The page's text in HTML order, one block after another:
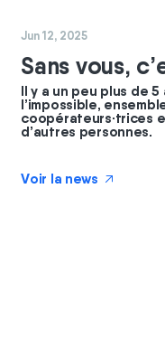
#commun #
Jun 12, 2025
Sans vous,
Il y a un peu plus de
l’impossible,
coopérateurs·trices
d’autres personnes.
Voir la news ↗